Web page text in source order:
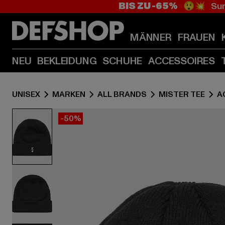
BIS ZU -65% 😲💥
MÄNNER FRAUEN
NEU BEKLEIDUNG SCHUHE ACCESSOIRES
UNISEX MARKEN ALL BRANDS MISTER TEE
-50%